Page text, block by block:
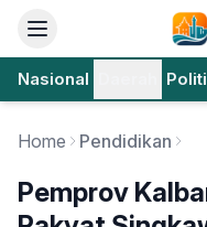
Nasional
Home Pendidikan
Pemprov